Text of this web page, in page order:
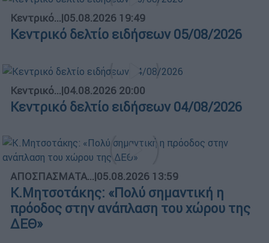
Κεντρικό...|05.08.2026 19:49
Κεντρικό δελτίο ειδήσεων 05/08/2026
Κεντρικό...|04.08.2026 20:00
Κεντρικό δελτίο ειδήσεων 04/08/2026
ΑΠΟΣΠΑΣΜΑΤΑ...|05.08.2026 13:59
Κ.Μητσοτάκης: «Πολύ σημαντική η
πρόοδος στην ανάπλαση του χώρου της
ΔΕΘ»